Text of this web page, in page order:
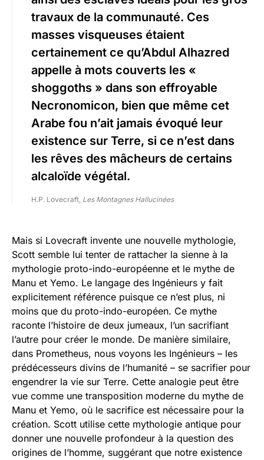
travaux de la communauté. Ces
masses visqueuses étaient
certainement ce qu’Abdul Alhazred
appelle à mots couverts les «
shoggoths » dans son effroyable
Necronomicon, bien que même cet
Arabe fou n’ait jamais évoqué leur
existence sur Terre, si ce n’est dans
les rêves des mâcheurs de certains
alcaloïde végétal.
H.P. Lovecraft, Les Montagnes Hallucinées
Mais si Lovecraft invente une nouvelle mythologie,
Scott semble lui tenter de rattacher la sienne à la
mythologie proto-indo-européenne et le mythe de
Manu et Yemo. Le langage des Ingénieurs y fait
explicitement référence puisque ce n’est plus, ni
moins que du proto-indo-européen. Ce mythe
raconte l’histoire de deux jumeaux, l’un sacrifiant
l’autre pour créer le monde. De manière similaire,
dans Prometheus, nous voyons les Ingénieurs – les
prédécesseurs divins de l’humanité – se sacrifier pour
engendrer la vie sur Terre. Cette analogie peut être
vue comme une transposition moderne du mythe de
Manu et Yemo, où le sacrifice est nécessaire pour la
création. Scott utilise cette mythologie antique pour
donner une nouvelle profondeur à la question des
origines de l’homme, suggérant que notre existence